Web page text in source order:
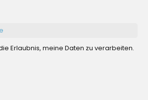
Erlaubnis, meine Daten zu verarbeiten.